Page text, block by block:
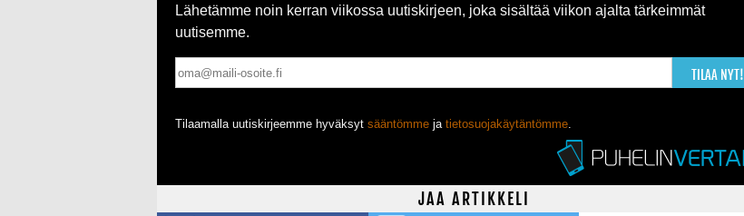
Lähetämme noin kerran viikossa uutiskirjeen, joka sisältää viikon ajalta tärkeimmät
uutisemme.
TILAA NYT!
Tilaamalla uutiskirjeemme hyväksyt sääntömme ja tietosuojakäytäntömme.
JAA ARTIKKELI